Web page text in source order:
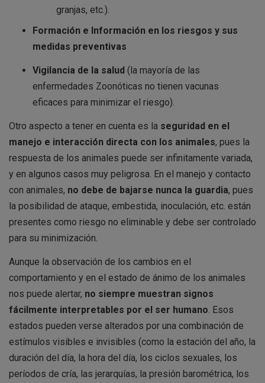
granjas, etc.).
Formación e Información en los riesgos y sus
medidas preventivas
Vigilancia de la salud (la mayoría de las
enfermedades Zoonóticas no tienen vacunas
eficaces para minimizar el riesgo).
Otro aspecto a tener en cuenta es la seguridad en el
manejo e interacción directa con los animales, pues la
respuesta de los animales puede ser infinitamente variada,
y en algunos casos muy peligrosa. En el manejo y contacto
con animales, no debe de bajarse nunca la guardia, pues
la posibilidad de ataque, embestida, inoculación, etc. están
presentes como riesgo no eliminable y debe ser controlado
para su minimización.
Aunque la observación de los cambios en el
comportamiento y en el estado de ánimo de los animales
nos puede alertar, no siempre muestran signos
fácilmente interpretables por el ser humano . Esos
estados pueden verse alterados por una combinación de
estímulos visibles e invisibles (como la estación del año, la
duración del día, la hora del día, los ciclos sexuales, los
períodos de cría, las jerarquías, la presión barométrica, los